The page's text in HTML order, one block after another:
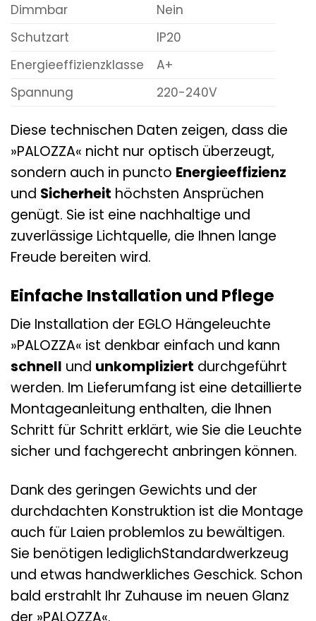
Dimmbar
Nein
Schutzart
IP20
Energieeffizienzklasse
A+
Spannung
220-240V
Diese technischen Daten zeigen, dass die
»PALOZZA« nicht nur optisch überzeugt,
sondern auch in puncto Energieeffizienz
und Sicherheit höchsten Ansprüchen
genügt. Sie ist eine nachhaltige und
zuverlässige Lichtquelle, die Ihnen lange
Freude bereiten wird.
Einfache Installation und Pflege
Die Installation der EGLO Hängeleuchte
»PALOZZA« ist denkbar einfach und kann
schnell und unkompliziert durchgeführt
werden. Im Lieferumfang ist eine detaillierte
Montageanleitung enthalten, die Ihnen
Schritt für Schritt erklärt, wie Sie die Leuchte
sicher und fachgerecht anbringen können.
Dank des geringen Gewichts und der
durchdachten Konstruktion ist die Montage
auch für Laien problemlos zu bewältigen.
Sie benötigen lediglichStandardwerkzeug
und etwas handwerkliches Geschick. Schon
bald erstrahlt Ihr Zuhause im neuen Glanz